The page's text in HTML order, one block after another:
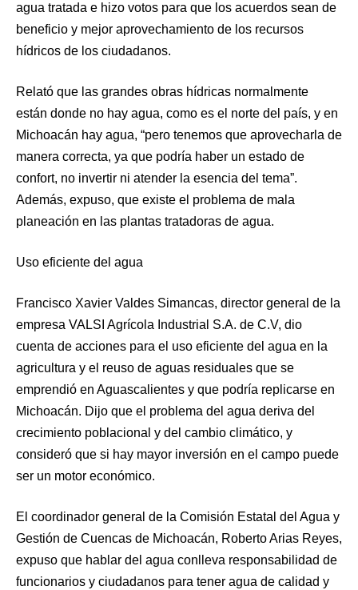
agua tratada e hizo votos para que los acuerdos sean de
beneficio y mejor aprovechamiento de los recursos
hídricos de los ciudadanos.
Relató que las grandes obras hídricas normalmente
están donde no hay agua, como es el norte del país, y en
Michoacán hay agua, “pero tenemos que aprovecharla de
manera correcta, ya que podría haber un estado de
confort, no invertir ni atender la esencia del tema”.
Además, expuso, que existe el problema de mala
planeación en las plantas tratadoras de agua.
Uso eficiente del agua
Francisco Xavier Valdes Simancas, director general de la
empresa VALSI Agrícola Industrial S.A. de C.V, dio
cuenta de acciones para el uso eficiente del agua en la
agricultura y el reuso de aguas residuales que se
emprendió en Aguascalientes y que podría replicarse en
Michoacán. Dijo que el problema del agua deriva del
crecimiento poblacional y del cambio climático, y
consideró que si hay mayor inversión en el campo puede
ser un motor económico.
El coordinador general de la Comisión Estatal del Agua y
Gestión de Cuencas de Michoacán, Roberto Arias Reyes,
expuso que hablar del agua conlleva responsabilidad de
funcionarios y ciudadanos para tener agua de calidad y